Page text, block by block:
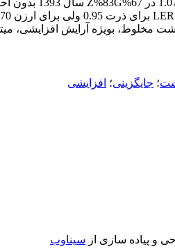
مخلوط، بویژه آرایش افزایشی،
؛ جایگزینی؛ افزایشی
و پیاده سازی از سیناوب